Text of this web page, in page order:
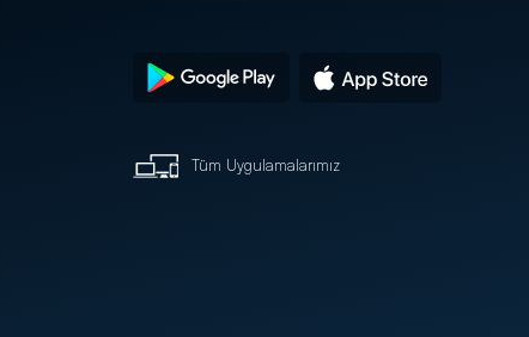
Tüm Uygulamalarımız